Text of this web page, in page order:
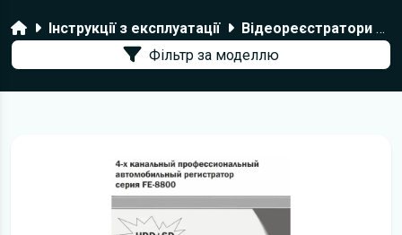
ГоловнаІнструкції з експлуатації
Відеореєстратори Falcon
Фільтр за моделлю